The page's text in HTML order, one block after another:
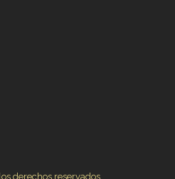
derechos reservados.